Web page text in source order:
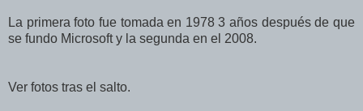
La primera foto fue tomada en 1978 3 años después de que
se fundo Microsoft y la segunda en el 2008.
Ver fotos tras el salto.